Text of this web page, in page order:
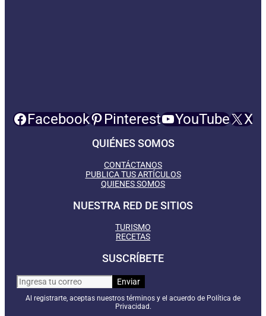
Facebook Pinterest YouTube X
QUIÉNES SOMOS
CONTÁCTANOS
PUBLICA TUS ARTÍCULOS
QUIENES SOMOS
NUESTRA RED DE SITIOS
TURISMO
RECETAS
SUSCRÍBETE
Al registrarte, aceptas nuestros términos y el acuerdo de Política de
Privacidad.